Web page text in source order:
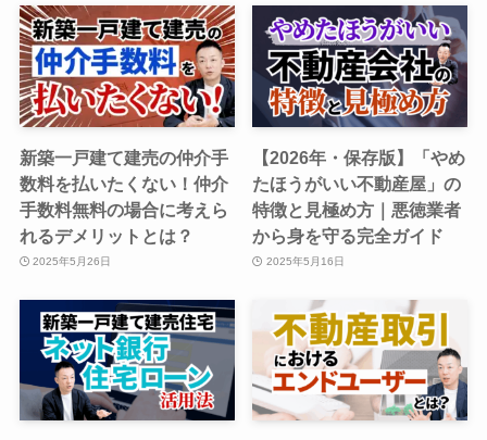
新築一戸建て建売の仲介手
数料を払いたくない！仲介
手数料無料の場合に考えら
れるデメリットとは？
2025年5月26日
【2026年・保存版】「やめ
たほうがいい不動産屋」の
特徴と見極め方｜悪徳業者
から身を守る完全ガイド
2025年5月16日